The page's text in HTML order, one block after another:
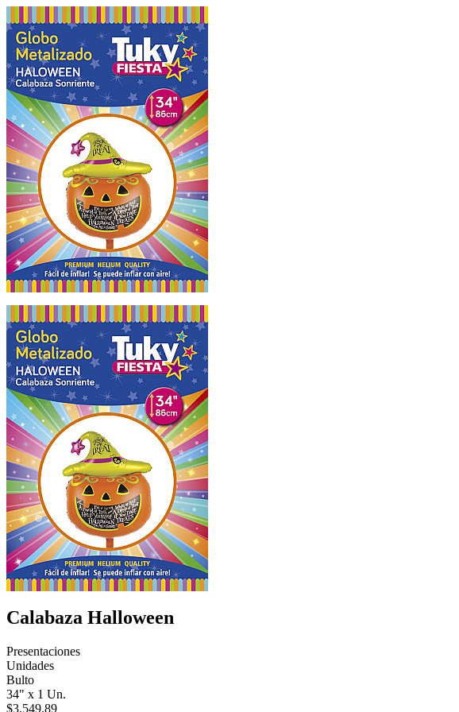
Calabaza Halloween
Presentaciones
Unidades
Bulto
34" x 1 Un.
$3,549.89